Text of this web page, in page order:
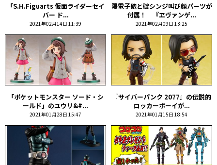
「S.H.Figuarts 仮面ライダーセイ
バー ド...
2021年02月14日 11:39
陽電子砲と碇シンジ叫び顔パーツが
付属！ 『ヱヴァンゲ...
2021年02月09日 13:25
「ポケットモンスター ソード・シ
ールド」のユウリ&#...
2021年01月28日 15:47
『サイバーパンク 2077』の伝説的
ロッカーボーイが...
2021年01月15日 18:54